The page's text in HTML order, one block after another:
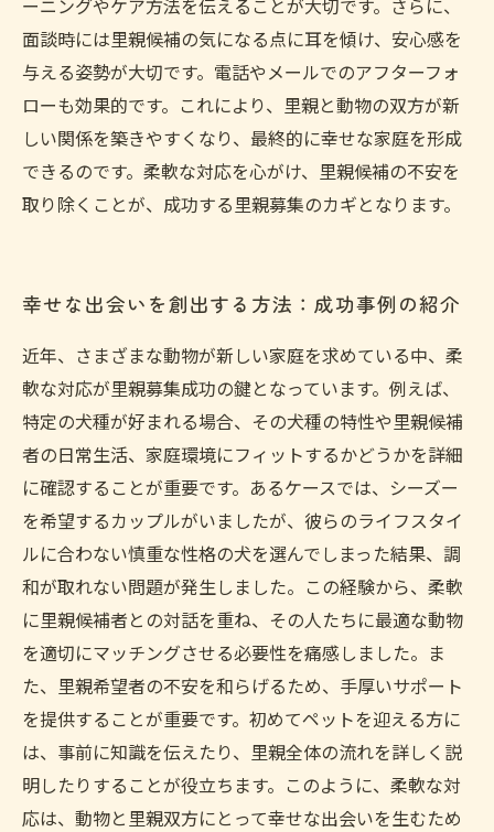
ーニングやケア方法を伝えることが大切です。さらに、
面談時には里親候補の気になる点に耳を傾け、安心感を
与える姿勢が大切です。電話やメールでのアフターフォ
ローも効果的です。これにより、里親と動物の双方が新
しい関係を築きやすくなり、最終的に幸せな家庭を形成
できるのです。柔軟な対応を心がけ、里親候補の不安を
取り除くことが、成功する里親募集のカギとなります。
幸せな出会いを創出する方法：成功事例の紹介
近年、さまざまな動物が新しい家庭を求めている中、柔
軟な対応が里親募集成功の鍵となっています。例えば、
特定の犬種が好まれる場合、その犬種の特性や里親候補
者の日常生活、家庭環境にフィットするかどうかを詳細
に確認することが重要です。あるケースでは、シーズー
を希望するカップルがいましたが、彼らのライフスタイ
ルに合わない慎重な性格の犬を選んでしまった結果、調
和が取れない問題が発生しました。この経験から、柔軟
に里親候補者との対話を重ね、その人たちに最適な動物
を適切にマッチングさせる必要性を痛感しました。ま
た、里親希望者の不安を和らげるため、手厚いサポート
を提供することが重要です。初めてペットを迎える方に
は、事前に知識を伝えたり、里親全体の流れを詳しく説
明したりすることが役立ちます。このように、柔軟な対
応は、動物と里親双方にとって幸せな出会いを生むため